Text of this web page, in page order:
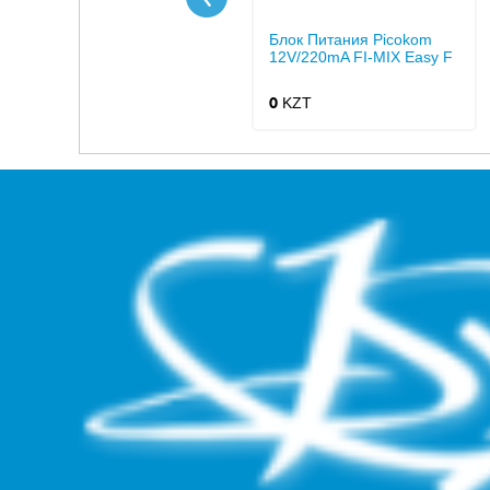
Блок Питания Picokom
12V/220mA FI-MIX Easy F
0 KZT